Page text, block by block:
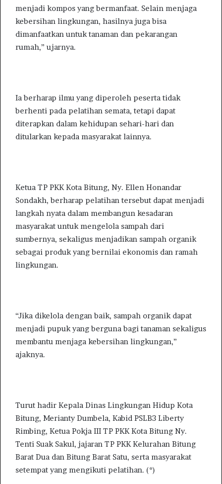
menjadi kompos yang bermanfaat. Selain menjaga
kebersihan lingkungan, hasilnya juga bisa
dimanfaatkan untuk tanaman dan pekarangan
rumah,” ujarnya.
Ia berharap ilmu yang diperoleh peserta tidak
berhenti pada pelatihan semata, tetapi dapat
diterapkan dalam kehidupan sehari-hari dan
ditularkan kepada masyarakat lainnya.
Ketua TP PKK Kota Bitung, Ny. Ellen Honandar
Sondakh, berharap pelatihan tersebut dapat menjadi
langkah nyata dalam membangun kesadaran
masyarakat untuk mengelola sampah dari
sumbernya, sekaligus menjadikan sampah organik
sebagai produk yang bernilai ekonomis dan ramah
lingkungan.
“Jika dikelola dengan baik, sampah organik dapat
menjadi pupuk yang berguna bagi tanaman sekaligus
membantu menjaga kebersihan lingkungan,”
ajaknya.
Turut hadir Kepala Dinas Lingkungan Hidup Kota
Bitung, Merianty Dumbela, Kabid PSLB3 Liberty
Rimbing, Ketua Pokja III TP PKK Kota Bitung Ny.
Tenti Suak Sakul, jajaran TP PKK Kelurahan Bitung
Barat Dua dan Bitung Barat Satu, serta masyarakat
setempat yang mengikuti pelatihan. (*)